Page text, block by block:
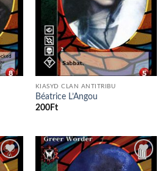
KIASYD CLAN ANTITRIBU
Béatrice L’Angou
200Ft
to
Add to